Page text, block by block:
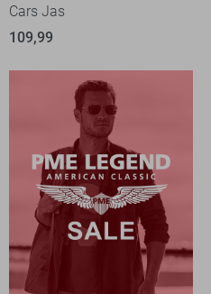
Cars Jas
109,99